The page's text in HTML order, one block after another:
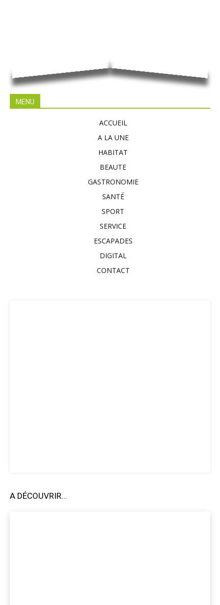
MENU
ACCUEIL
A LA UNE
HABITAT
BEAUTE
GASTRONOMIE
SANTÉ
SPORT
SERVICE
ESCAPADES
DIGITAL
CONTACT
A DÉCOUVRIR...